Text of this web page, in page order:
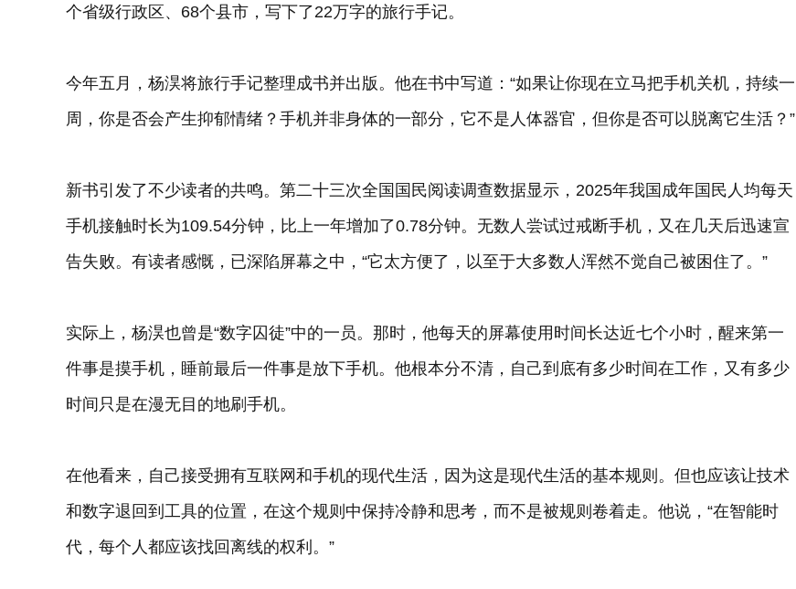
个省级行政区、68个县市，写下了22万字的旅行手记。
今年五月，杨淏将旅行手记整理成书并出版。他在书中写道：“如果让你现在立马把手机关机，持续一
周，你是否会产生抑郁情绪？手机并非身体的一部分，它不是人体器官，但你是否可以脱离它生活？”
新书引发了不少读者的共鸣。第二十三次全国国民阅读调查数据显示，2025年我国成年国民人均每天
手机接触时长为109.54分钟，比上一年增加了0.78分钟。无数人尝试过戒断手机，又在几天后迅速宣
告失败。有读者感慨，已深陷屏幕之中，“它太方便了，以至于大多数人浑然不觉自己被困住了。”
实际上，杨淏也曾是“数字囚徒”中的一员。那时，他每天的屏幕使用时间长达近七个小时，醒来第一
件事是摸手机，睡前最后一件事是放下手机。他根本分不清，自己到底有多少时间在工作，又有多少
时间只是在漫无目的地刷手机。
在他看来，自己接受拥有互联网和手机的现代生活，因为这是现代生活的基本规则。但也应该让技术
和数字退回到工具的位置，在这个规则中保持冷静和思考，而不是被规则卷着走。他说，“在智能时
代，每个人都应该找回离线的权利。”